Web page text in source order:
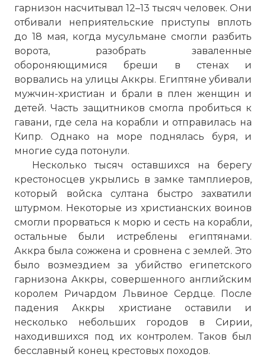
гарнизон насчитывал 12–13 тысяч человек. Они
отбивали неприятельские приступы вплоть
до 18 мая, когда мусульмане смогли разбить
ворота, разобрать заваленные
обороняющимися бреши в стенах и
ворвались на улицы Аккры. Египтяне убивали
мужчин-христиан и брали в плен женщин и
детей. Часть защитников смогла пробиться к
гавани, где села на корабли и отправилась на
Кипр. Однако на море поднялась буря, и
многие суда потонули.
Несколько тысяч оставшихся на берегу
крестоносцев укрылись в замке тамплиеров,
который войска султана быстро захватили
штурмом. Некоторые из христианских воинов
смогли прорваться к морю и сесть на корабли,
остальные были истреблены египтянами.
Аккра была сожжена и сровнена с землей. Это
было возмездием за убийство египетского
гарнизона Аккры, совершенного английским
королем Ричардом Львиное Сердце. После
падения Аккры христиане оставили и
несколько небольших городов в Сирии,
находившихся под их контролем. Таков был
бесславный конец крестовых походов.